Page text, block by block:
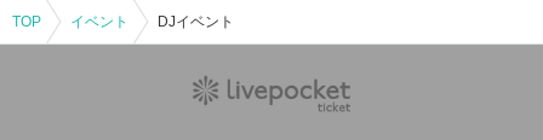
TOP イベント DJイベント